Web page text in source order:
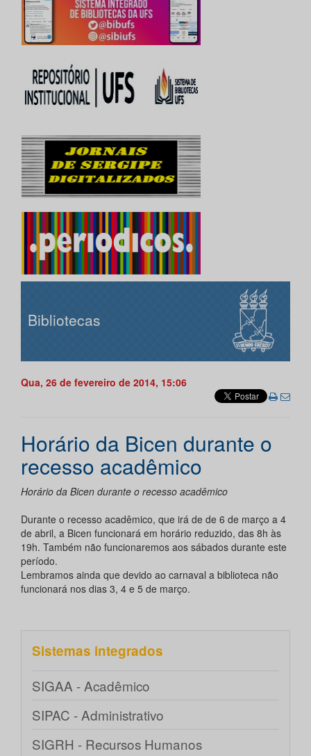
Bibliotecas
Qua, 26 de fevereiro de 2014, 15:06
Horário da Bicen durante o
recesso acadêmico
Horário da Bicen durante o recesso acadêmico
Durante o recesso acadêmico, que irá de de 6 de março a 4
de abril, a Bicen funcionará em horário reduzido, das 8h às
19h. Também não funcionaremos aos sábados durante este
período.
Lembramos ainda que devido ao carnaval a biblioteca não
funcionará nos dias 3, 4 e 5 de março.
Sistemas integrados
SIGAA - Acadêmico
SIPAC - Administrativo
SIGRH - Recursos Humanos